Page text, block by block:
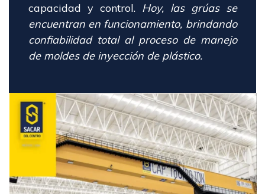
capacidad y control. Hoy, las grúas se
encuentran en funcionamiento, brindando
confiabilidad total al proceso de manejo
de moldes de inyección de plástico.